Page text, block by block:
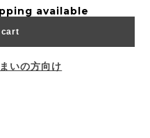
available
cart
いの方向け